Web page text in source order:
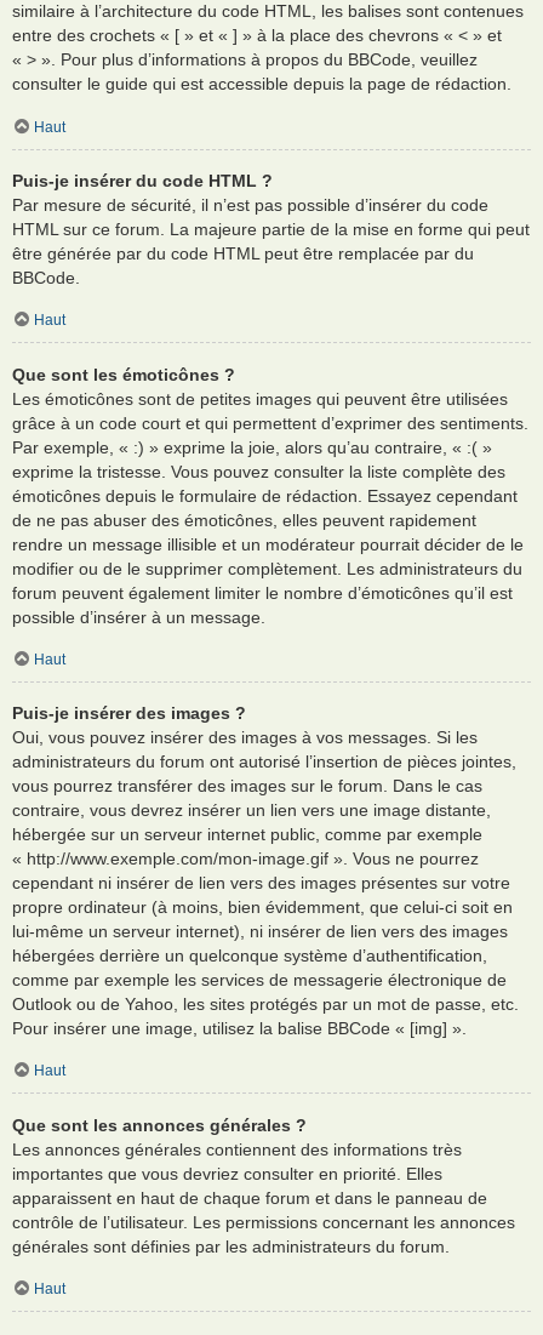
similaire à l’architecture du code HTML, les balises sont contenues
entre des crochets « [ » et « ] » à la place des chevrons « < » et
« > ». Pour plus d’informations à propos du BBCode, veuillez
consulter le guide qui est accessible depuis la page de rédaction.
Haut
Puis-je insérer du code HTML ?
Par mesure de sécurité, il n’est pas possible d’insérer du code
HTML sur ce forum. La majeure partie de la mise en forme qui peut
être générée par du code HTML peut être remplacée par du
BBCode.
Haut
Que sont les émoticônes ?
Les émoticônes sont de petites images qui peuvent être utilisées
grâce à un code court et qui permettent d’exprimer des sentiments.
Par exemple, « :) » exprime la joie, alors qu’au contraire, « :( »
exprime la tristesse. Vous pouvez consulter la liste complète des
émoticônes depuis le formulaire de rédaction. Essayez cependant
de ne pas abuser des émoticônes, elles peuvent rapidement
rendre un message illisible et un modérateur pourrait décider de le
modifier ou de le supprimer complètement. Les administrateurs du
forum peuvent également limiter le nombre d’émoticônes qu’il est
possible d’insérer à un message.
Haut
Puis-je insérer des images ?
Oui, vous pouvez insérer des images à vos messages. Si les
administrateurs du forum ont autorisé l’insertion de pièces jointes,
vous pourrez transférer des images sur le forum. Dans le cas
contraire, vous devrez insérer un lien vers une image distante,
hébergée sur un serveur internet public, comme par exemple
« http://www.exemple.com/mon-image.gif ». Vous ne pourrez
cependant ni insérer de lien vers des images présentes sur votre
propre ordinateur (à moins, bien évidemment, que celui-ci soit en
lui-même un serveur internet), ni insérer de lien vers des images
hébergées derrière un quelconque système d’authentification,
comme par exemple les services de messagerie électronique de
Outlook ou de Yahoo, les sites protégés par un mot de passe, etc.
Pour insérer une image, utilisez la balise BBCode « [img] ».
Haut
Que sont les annonces générales ?
Les annonces générales contiennent des informations très
importantes que vous devriez consulter en priorité. Elles
apparaissent en haut de chaque forum et dans le panneau de
contrôle de l’utilisateur. Les permissions concernant les annonces
générales sont définies par les administrateurs du forum.
Haut